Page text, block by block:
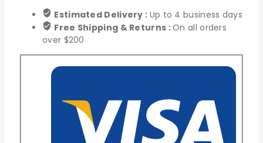
lượng
Estimated Delivery : Up to 4 business days
Free Shipping & Returns :On all orders
over $200